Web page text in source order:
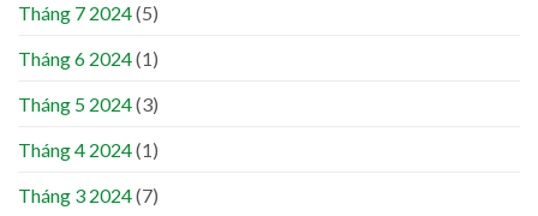
Tháng 7 2024(5)
Tháng 6 2024(1)
Tháng 5 2024(3)
Tháng 4 2024(1)
Tháng 3 2024(7)